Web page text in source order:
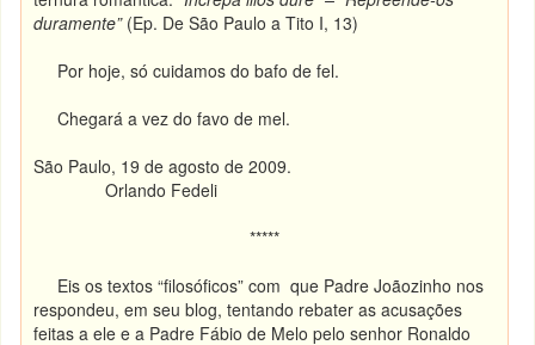
duramente”(Ep. De São Paulo a Tito I, 13)
Por hoje, só cuidamos do bafo de fel.
Chegará a vez do favo de mel.
São Paulo, 19 de agosto de 2009.
Orlando Fedeli
*****
Eis os textos “filosóficos” com que Padre Joãozinho nos
respondeu, em seu blog, tentando rebater as acusações
feitas a ele e a Padre Fábio de Melo pelo senhor Ronaldo